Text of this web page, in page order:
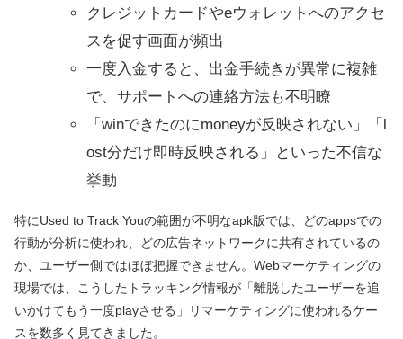
クレジットカードやeウォレットへのアクセ
スを促す画面が頻出
一度入金すると、出金手続きが異常に複雑
で、サポートへの連絡方法も不明瞭
「winできたのにmoneyが反映されない」「l
ost分だけ即時反映される」といった不信な
挙動
特にUsed to Track Youの範囲が不明なapk版では、どのappsでの
行動が分析に使われ、どの広告ネットワークに共有されているの
か、ユーザー側ではほぼ把握できません。Webマーケティングの
現場では、こうしたトラッキング情報が「離脱したユーザーを追
いかけてもう一度playさせる」リマーケティングに使われるケー
スを数多く見てきました。